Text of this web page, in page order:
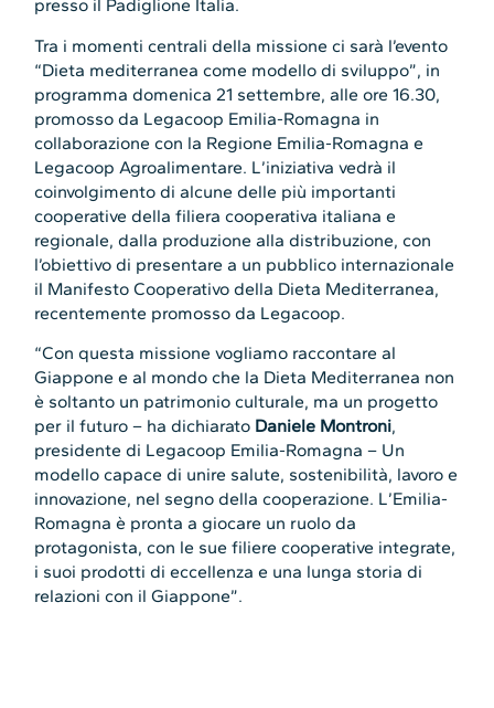
presso il Padiglione Italia.
Tra i momenti centrali della missione ci sarà l’evento
“Dieta mediterranea come modello di sviluppo”, in
programma domenica 21 settembre, alle ore 16.30,
promosso da Legacoop Emilia-Romagna in
collaborazione con la Regione Emilia-Romagna e
Legacoop Agroalimentare. L’iniziativa vedrà il
coinvolgimento di alcune delle più importanti
cooperative della filiera cooperativa italiana e
regionale, dalla produzione alla distribuzione, con
l’obiettivo di presentare a un pubblico internazionale
il Manifesto Cooperativo della Dieta Mediterranea,
recentemente promosso da Legacoop.
“Con questa missione vogliamo raccontare al
Giappone e al mondo che la Dieta Mediterranea non
è soltanto un patrimonio culturale, ma un progetto
per il futuro – ha dichiarato Daniele Montroni,
presidente di Legacoop Emilia-Romagna – Un
modello capace di unire salute, sostenibilità, lavoro e
innovazione, nel segno della cooperazione. L’Emilia-
Romagna è pronta a giocare un ruolo da
protagonista, con le sue filiere cooperative integrate,
i suoi prodotti di eccellenza e una lunga storia di
relazioni con il Giappone”.